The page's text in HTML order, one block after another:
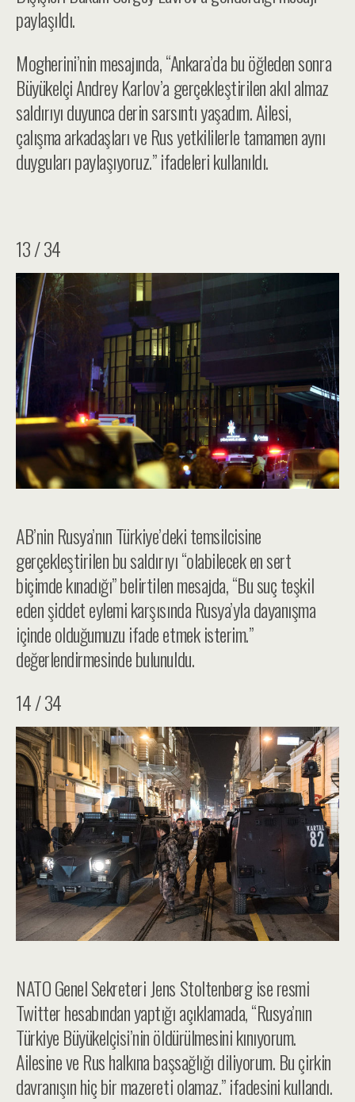
paylaşıldı.
Mogherini’nin mesajında, “Ankara’da bu öğleden sonra
Büyükelçi Andrey Karlov’a gerçekleştirilen akıl almaz
saldırıyı duyunca derin sarsıntı yaşadım. Ailesi,
çalışma arkadaşları ve Rus yetkililerle tamamen aynı
duyguları paylaşıyoruz.” ifadeleri kullanıldı.
13 / 34
AB’nin Rusya’nın Türkiye’deki temsilcisine
gerçekleştirilen bu saldırıyı “olabilecek en sert
biçimde kınadığı” belirtilen mesajda, “Bu suç teşkil
eden şiddet eylemi karşısında Rusya’yla dayanışma
içinde olduğumuzu ifade etmek isterim.”
değerlendirmesinde bulunuldu.
14 / 34
NATO Genel Sekreteri Jens Stoltenberg ise resmi
Twitter hesabından yaptığı açıklamada, “Rusya’nın
Türkiye Büyükelçisi’nin öldürülmesini kınıyorum.
Ailesine ve Rus halkına başsağlığı diliyorum. Bu çirkin
davranışın hiç bir mazereti olamaz.” ifadesini kullandı.